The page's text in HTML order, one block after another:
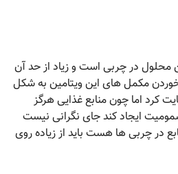
محلول در چربی است و زیاد از حد آن
مکمل های این ویتامین به شکل
کرد اما چون منابع غذایی هرگز
ایجاد کند جای نگرانی نیست
در چربی ها هست باید از زیاده روی